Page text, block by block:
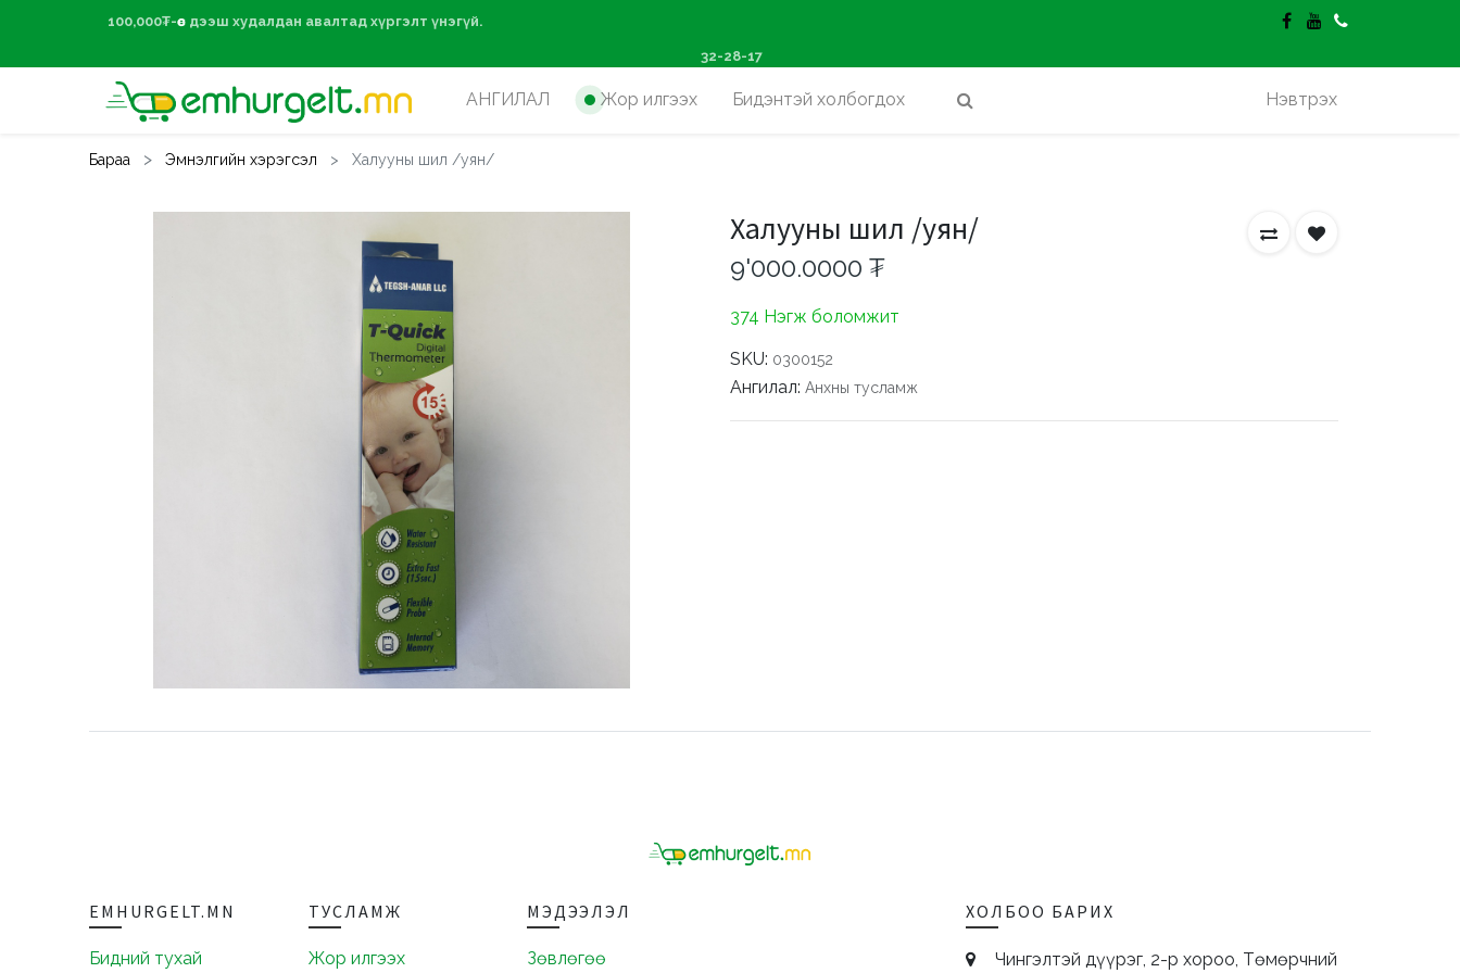
100,000₮-өөс дээш худалдан авалтад хүргэлт үнэгүй.
32-28-17
АНГИЛАЛ Жор илгээх Бидэнтэй холбогдох Нэвтрэх
Бараа Эмнэлгийн хэрэгсэл Халууны шил /уян/
Халууны шил /уян/
9'000.0000 ₮
374 Нэгж боломжит
SKU: 0300152
Ангилал: Анхны тусламж
EMHURGELT.MN
Бидний тухай
ТУСЛАМЖ
Жор илгээх
МЭДЭЭЛЭЛ
Зөвлөгөө
ХОЛБОО БАРИХ
Чингэлтэй дүүрэг, 2-р хороо, Төмөрчний